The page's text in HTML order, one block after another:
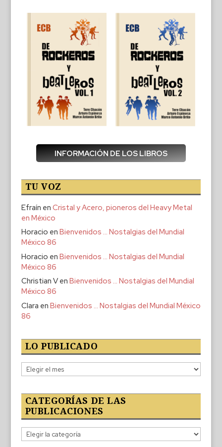
INFORMACIÓN DE LOS LIBROS
TU VOZ
Efraín en Cristal y Acero, pioneros del Heavy Metal
en México
Horacio en Bienvenidos … Nostalgias del Mundial
México 86
Horacio en Bienvenidos … Nostalgias del Mundial
México 86
Christian Ven Bienvenidos … Nostalgias del Mundial
México 86
Clara en Bienvenidos … Nostalgias del Mundial México
86
LO PUBLICADO
Lo
publicado
CATEGORÍAS DE LAS
PUBLICACIONES
Categorías
de